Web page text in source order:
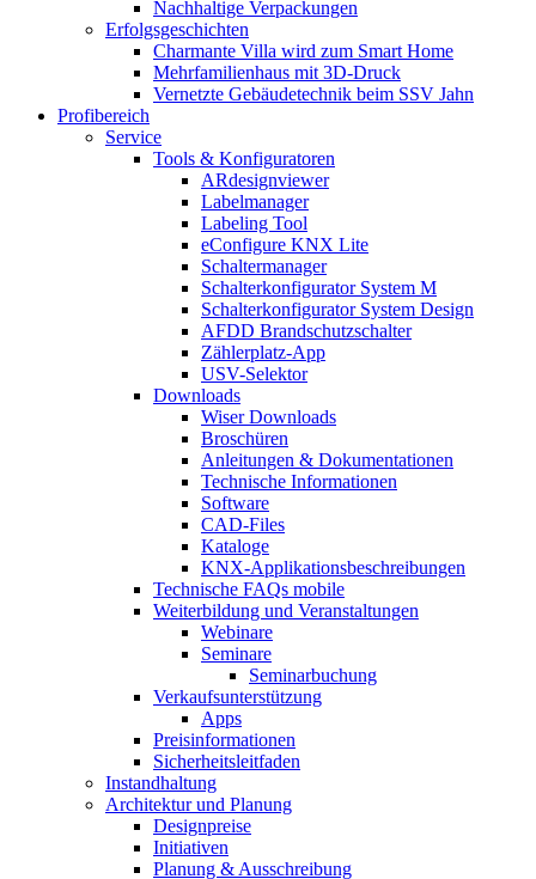
Nachhaltige Verpackungen
Erfolgsgeschichten
Charmante Villa wird zum Smart Home
Mehrfamilienhaus mit 3D-Druck
Vernetzte Gebäudetechnik beim SSV Jahn
Profibereich
Service
Tools & Konfiguratoren
ARdesignviewer
Labelmanager
Labeling Tool
eConfigure KNX Lite
Schaltermanager
Schalterkonfigurator System M
Schalterkonfigurator System Design
AFDD Brandschutzschalter
Zählerplatz-App
USV-Selektor
Downloads
Wiser Downloads
Broschüren
Anleitungen & Dokumentationen
Technische Informationen
Software
CAD-Files
Kataloge
KNX-Applikationsbeschreibungen
Technische FAQs mobile
Weiterbildung und Veranstaltungen
Webinare
Seminare
Seminarbuchung
Verkaufsunterstützung
Apps
Preisinformationen
Sicherheitsleitfaden
Instandhaltung
Architektur und Planung
Designpreise
Initiativen
Planung & Ausschreibung